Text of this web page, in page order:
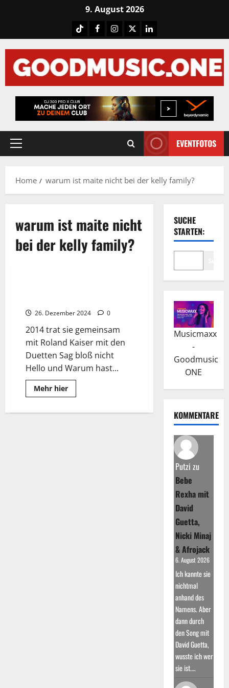
9. August 2026
TiktokFacebook
Instagram
X LinkedIN
Primary
EVENTFOTOS
Home warum ist maite nicht bei der kelly family?
warum ist maite nicht
bei der kelly family?
26. Dezember 2024 0
2014 trat sie gemeinsam
mit Roland Kaiser mit den
Duetten Sag bloß nicht
Hello und Warum hast...
Mehr hierRead
more
Kelly:
SUCHE
STARTEN:
Musicmaxx
-
Goodmusic
ONE
KOMMENTARE
Putzi zu
Bebe
Rexha mit
David
Guetta,
Nicki Minaj
& Afrojack
6. August 2026
Ich kannte sie
nichtmal
anhand des
Namens. Aber
dann durch
den Song mit
David Guetta,
wusste ich wer
sie ist.…